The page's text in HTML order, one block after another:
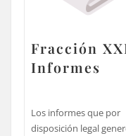
Fracción
Informes
Los informes que por
disposición legal